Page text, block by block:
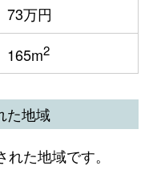
73万円
165m2
た地域
た地域です。